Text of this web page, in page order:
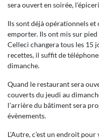
sera ouvert en soirée,
Ils sont déjà opérationnels et
emporter. Ils ont mis sur
Celleci changera tous les 15
recettes, il suffit de
dimanche.
Quand le restaurant sera
couverts du jeudi au
l’arrière du bâtiment sera
évènements.
L’Autre, c’est un endroit